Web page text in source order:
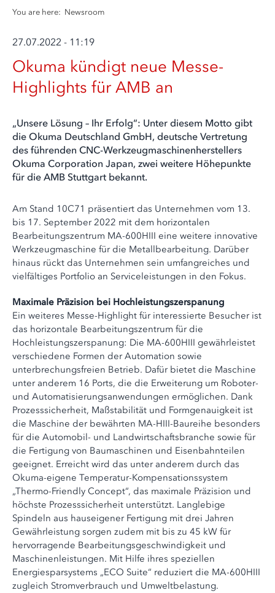
You are here: Newsroom
27.07.2022 - 11:19
Okuma kündigt neue Messe-
Highlights für AMB an
„Unsere Lösung – Ihr Erfolg“: Unter diesem Motto gibt
die Okuma Deutschland GmbH, deutsche Vertretung
des führenden CNC-Werkzeugmaschinenherstellers
Okuma Corporation Japan, zwei weitere Höhepunkte
für die AMB Stuttgart bekannt.
Am Stand 10C71 präsentiert das Unternehmen vom 13.
bis 17. September 2022 mit dem horizontalen
Bearbeitungszentrum MA-600HIII eine weitere innovative
Werkzeugmaschine für die Metallbearbeitung. Darüber
hinaus rückt das Unternehmen sein umfangreiches und
vielfältiges Portfolio an Serviceleistungen in den Fokus.
Maximale Präzision bei Hochleistungszerspanung
Ein weiteres Messe-Highlight für interessierte Besucher ist
das horizontale Bearbeitungszentrum für die
Hochleistungszerspanung: Die MA-600HIII gewährleistet
verschiedene Formen der Automation sowie
unterbrechungsfreien Betrieb. Dafür bietet die Maschine
unter anderem 16 Ports, die die Erweiterung um Roboter-
und Automatisierungsanwendungen ermöglichen. Dank
Prozesssicherheit, Maßstabilität und Formgenauigkeit ist
die Maschine der bewährten MA-HIII-Baureihe besonders
für die Automobil- und Landwirtschaftsbranche sowie für
die Fertigung von Baumaschinen und Eisenbahnteilen
geeignet. Erreicht wird das unter anderem durch das
Okuma-eigene Temperatur-Kompensationssystem
„Thermo-Friendly Concept“, das maximale Präzision und
höchste Prozesssicherheit unterstützt. Langlebige
Spindeln aus hauseigener Fertigung mit drei Jahren
Gewährleistung sorgen zudem mit bis zu 45 kW für
hervorragende Bearbeitungsgeschwindigkeit und
Maschinenleistungen. Mit Hilfe ihres speziellen
Energiesparsystems „ECO Suite“ reduziert die MA-600HIII
zugleich Stromverbrauch und Umweltbelastung.